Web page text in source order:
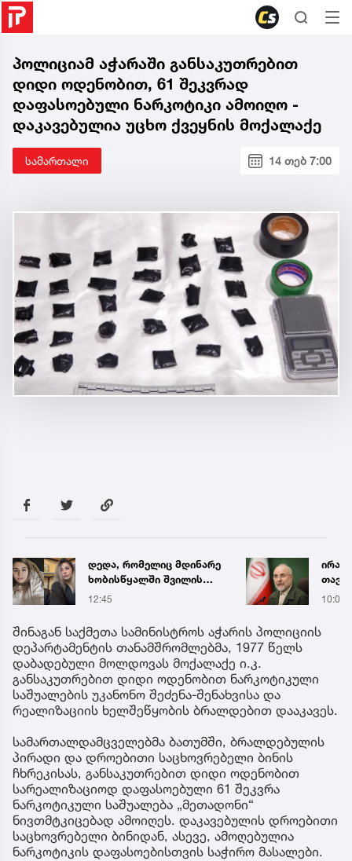
პოლიციამ აჭარაში განსაკუთრებით
დიდი ოდენობით, 61 შეკვრად
დაფასოებული ნარკოტიკი ამოიღო -
დაკავებულია უცხო ქვეყნის მოქალაქე
სამართალი 14 თებ 7:00
ირანის პარლამენტის
თავმჯდომარე:
მასშტაბური შეტევა
უშავს, მათ
მოლაპარაკება სურთ, ეს
თეატრალური
დიპლომატიაა
10:03
ნია
12:56
შინაგან საქმეთა სამინისტროს აჭარის პოლიციის
დეპარტამენტის თანამშრომლებმა, 1977 წელს
დაბადებული მოლდოვას მოქალაქე ი.კ.
განსაკუთრებით დიდი ოდენობით ნარკოტიკული
საშუალების უკანონო შეძენა-შენახვისა და
რეალიზაციის ხელშეწყობის ბრალდებით დააკავეს.
სამართალდამცველებმა ბათუმში, ბრალდებულის
პირადი და დროებითი საცხოვრებელი ბინის
ჩხრეკისას, განსაკუთრებით დიდი ოდენობით
სარეალიზაციოდ დაფასოებული 61 შეკვრა
ნარკოტიკული საშუალება „მეთადონი“
ნივთმტკიცებად ამოიღეს. დაკავებულის დროებითი
საცხოვრებელი ბინიდან, ასევე, ამოღებულია
ნარკოტიკის დაფასოებისთვის საჭირო მასალები.